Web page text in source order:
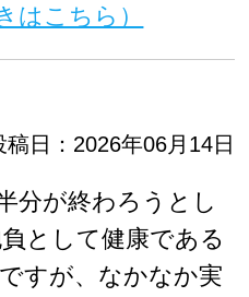
はこちら）
稿日：2026年06月14日
分が終わろうとし
として健康である
すが、なかなか実